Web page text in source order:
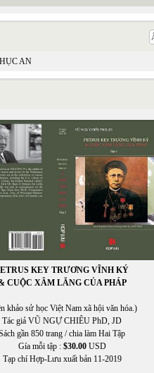
AN
KEY TRƯƠNG VĨNH KÝ
CUỘC XÂM LĂNG CỦA PHÁP
khảo sử học Việt Nam xã hội văn hóa.)
Tác giả VŨ NGỰ CHIÊU PhD, JD
gần 850 trang / chia làm Hai Tập
Gía mỗi tập : $30.00USD
Tạp chí Hợp-Lưu xuất bản 11-2019